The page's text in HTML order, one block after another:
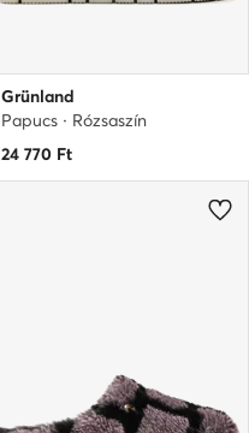
Grünland
Papucs · Rózsaszín
24 770 Ft